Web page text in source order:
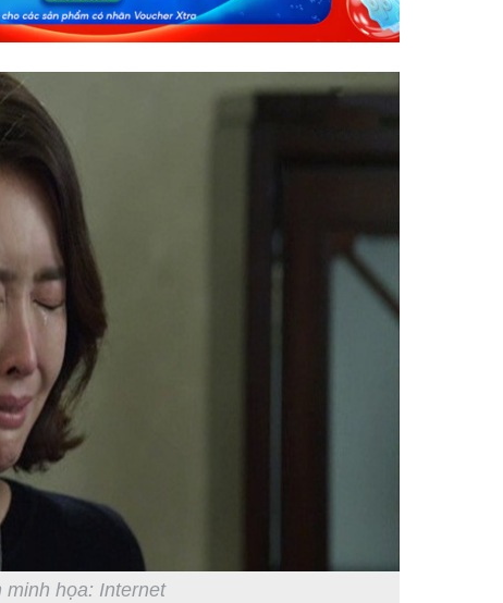
minh họa: Internet